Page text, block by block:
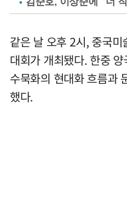
같은 날 오후 2시, 중국
대회가 개최됐다. 한중
수묵화의 현대화 흐름과
했다.